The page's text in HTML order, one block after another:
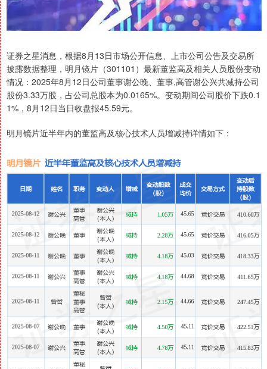
证券之星消息，根据8月13日市场公开信息、上市公司公告及交易所
披露数据整理，明月镜片（301101）最新董监高及相关人员股份变动
情况：2025年8月12日公司董事谢公晚、董事,高管谢公兴共减持公司
股份3.33万股，占公司总股本为0.0165%。变动期间公司股价下跌0.1
1%，8月12日当日收盘报45.59元。
明月镜片近半年内的董监高及核心技术人员增减持详情如下：